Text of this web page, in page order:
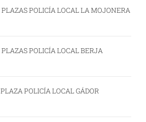
POLICÍA LOCAL LA MOJONERA
POLICÍA LOCAL BERJA
POLICÍA LOCAL GÁDOR